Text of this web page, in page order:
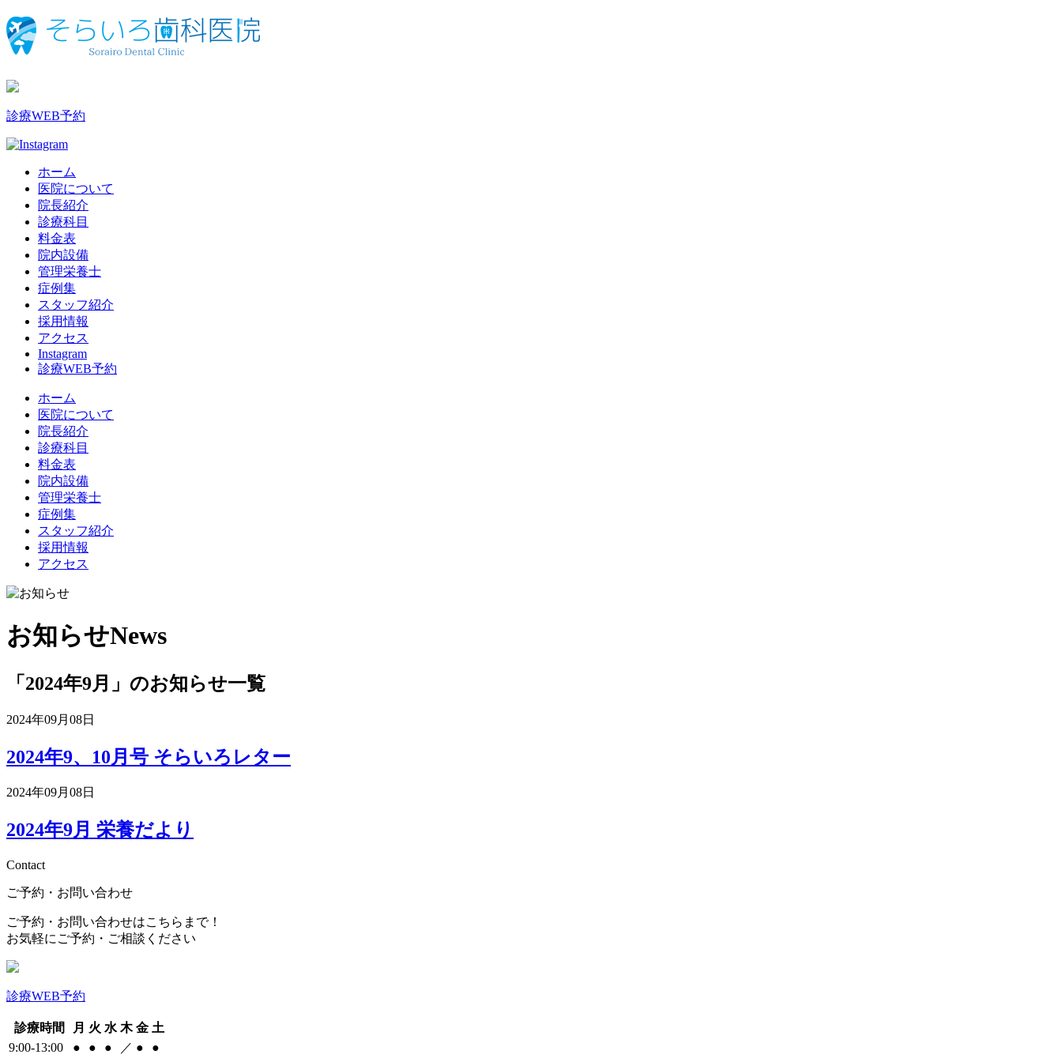
診療WEB予約
ホーム
医院について
院長紹介
診療科目
料金表
院内設備
管理栄養士
症例集
スタッフ紹介
採用情報
アクセス
Instagram
診療WEB予約
ホーム
医院について
院長紹介
診療科目
料金表
院内設備
管理栄養士
症例集
スタッフ紹介
採用情報
アクセス
お知らせNews
「2024年9月」のお知らせ一覧
2024年09月08日
2024年9、10月号 そらいろレター
2024年09月08日
2024年9月 栄養だより
Contact
ご予約・お問い合わせ
ご予約・お問い合わせはこちらまで！
お気軽にご予約・ご相談ください
診療WEB予約
診療時間 月 火 水 木 金 土
9:00-13:00
● ● ● ／ ●
●